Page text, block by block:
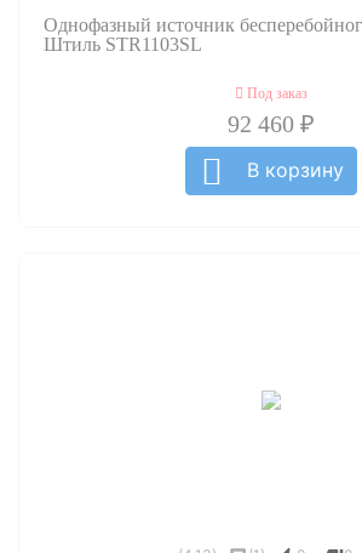
Однофазный источник
Штиль STR1103SL
Под заказ
92 460 ₽
В корзину